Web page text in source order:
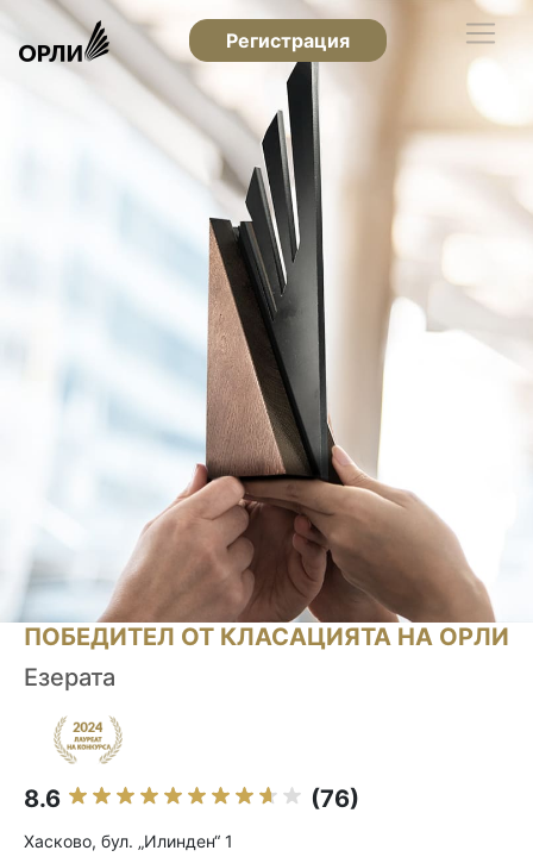
Регистрация
ПОБЕДИТЕЛ ОТ КЛАСАЦИЯТА НА ОРЛИ
Езерата
8.6 (76)
Хасково, бул. „Илинден“ 1